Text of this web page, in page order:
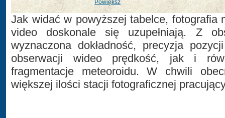
Powiększ
Jak widać w powyższej tabelce, fotografia
video doskonale się uzupełniają. Z
wyznaczona dokładność, precyzja
obserwacji wideo prędkość, jak i
fragmentacje meteoroidu. W chwili
większej ilości stacji fotograficznej